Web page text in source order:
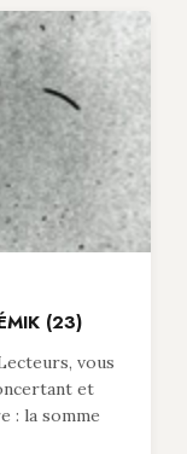
(23)
vous
et
: la somme